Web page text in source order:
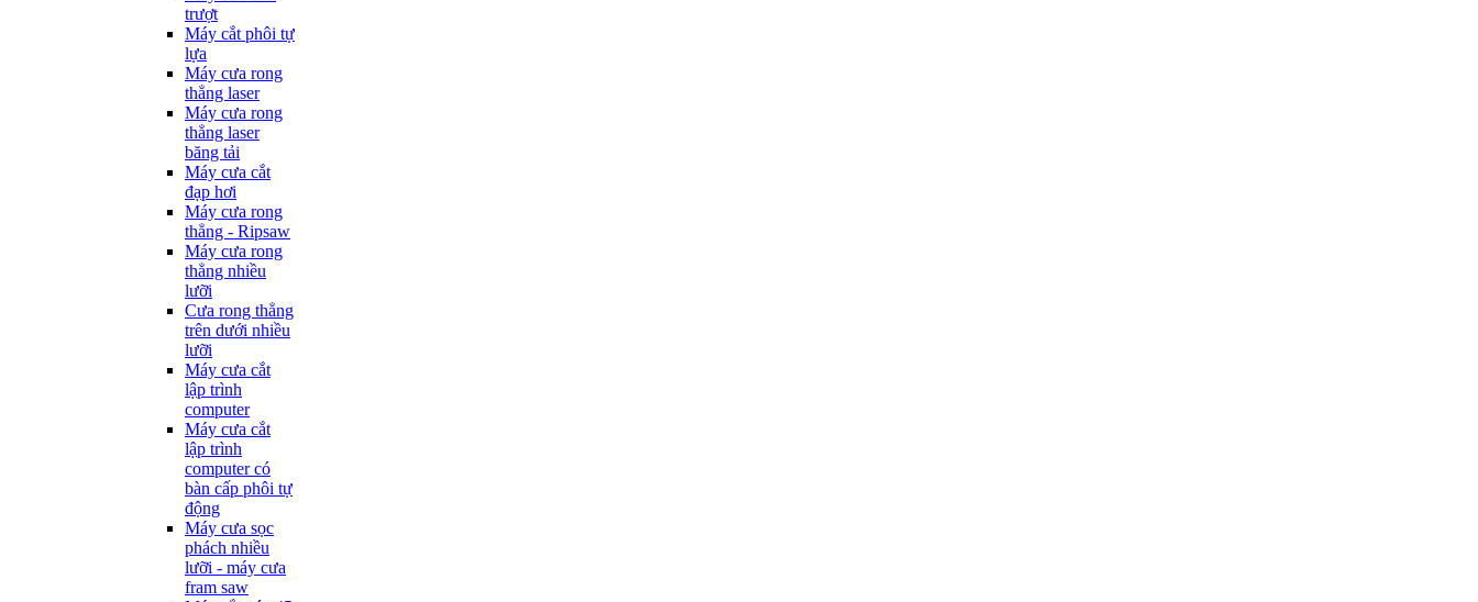
trượt
Máy cắt phôi tự
lựa
Máy cưa rong
thẳng laser
Máy cưa rong
thẳng laser
băng tải
Máy cưa cắt
đạp hơi
Máy cưa rong
thẳng - Ripsaw
Máy cưa rong
thẳng nhiều
lưỡi
Cưa rong thẳng
trên dưới nhiều
lưỡi
Máy cưa cắt
lập trình
computer
Máy cưa cắt
lập trình
computer có
bàn cấp phôi tự
động
Máy cưa sọc
phách nhiều
lưỡi - máy cưa
fram saw